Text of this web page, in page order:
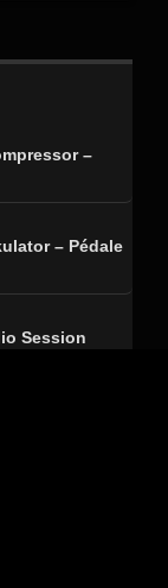
–
– Pédale
Session